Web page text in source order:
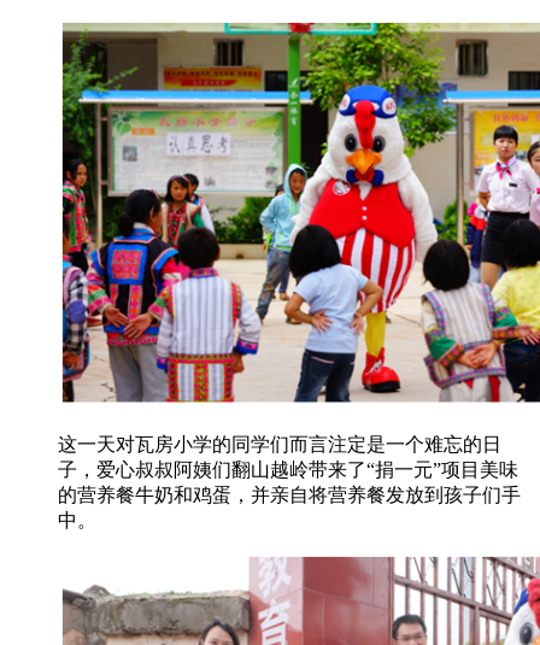
这一天对瓦房小学的同学们而言注定是一个难忘的日
子，爱心叔叔阿姨们翻山越岭带来了“捐一元”项目美味
的营养餐牛奶和鸡蛋，并亲自将营养餐发放到孩子们手
中。